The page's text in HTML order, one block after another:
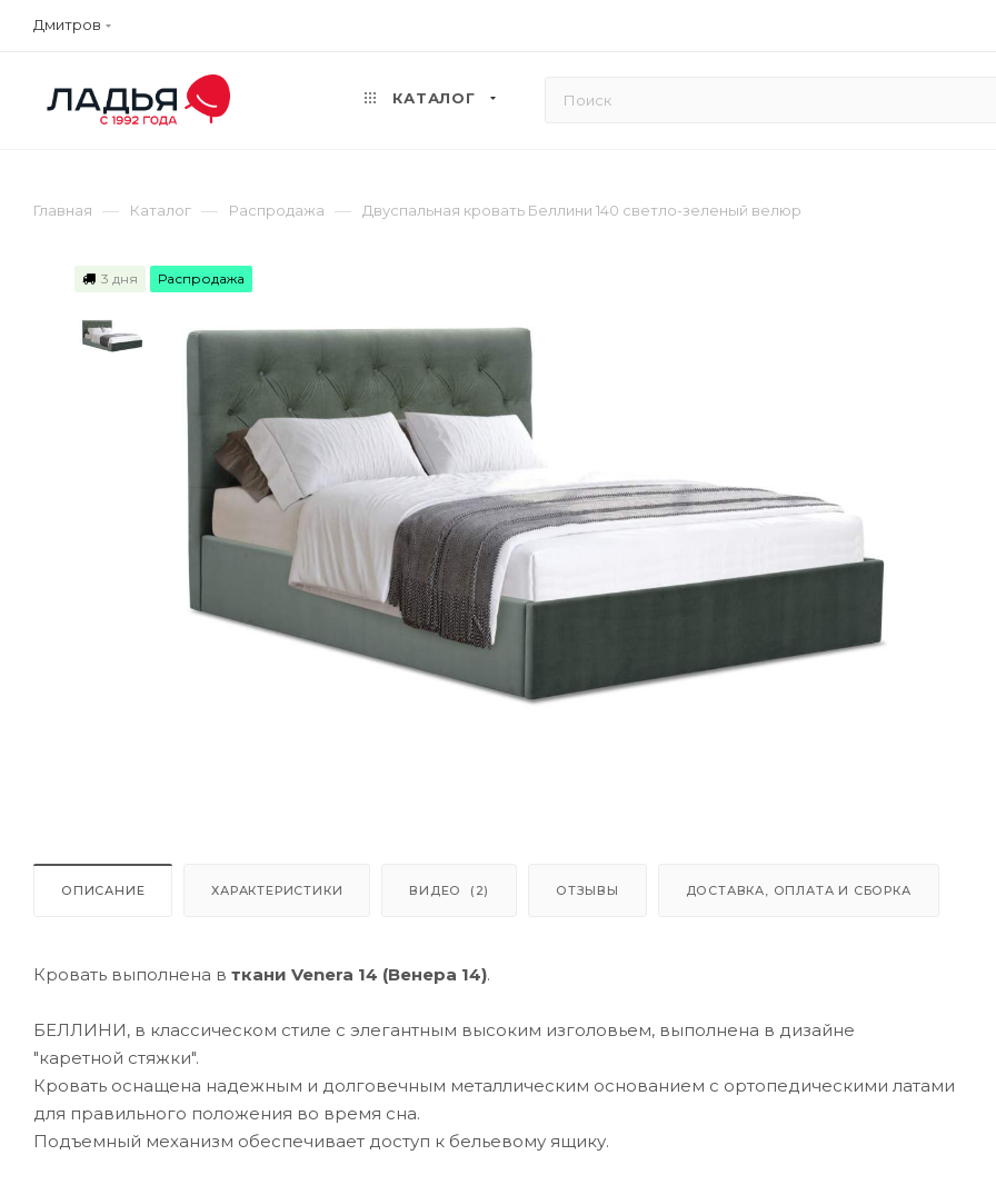
Дмитров
КАТАЛОГ
Главная — Каталог — Распродажа — Двуспальная кровать Беллини 140 светло-зеленый велюр
3 дня Распродажа
ОПИСАНИЕ ХАРАКТЕРИСТИКИ ВИДЕО (2) ОТЗЫВЫ ДОСТАВКА, ОПЛАТА И СБОРКА
Кровать выполнена в ткани Venera 14 (Венера 14).
БЕЛЛИНИ, в классическом стиле с элегантным высоким изголовьем, выполнена в дизайне
"каретной стяжки".
Кровать оснащена надежным и долговечным металлическим основанием с ортопедическими латами
для правильного положения во время сна.
Подъемный механизм обеспечивает доступ к бельевому ящику.